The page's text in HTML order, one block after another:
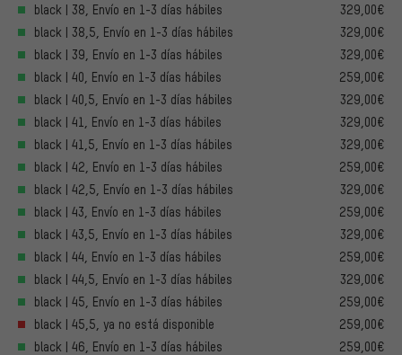
black | 38, Envío en 1-3 días hábiles
329,00€
black | 38,5, Envío en 1-3 días hábiles
329,00€
black | 39, Envío en 1-3 días hábiles
329,00€
black | 40, Envío en 1-3 días hábiles
259,00€
black | 40,5, Envío en 1-3 días hábiles
329,00€
black | 41, Envío en 1-3 días hábiles
329,00€
black | 41,5, Envío en 1-3 días hábiles
329,00€
black | 42, Envío en 1-3 días hábiles
259,00€
black | 42,5, Envío en 1-3 días hábiles
329,00€
black | 43, Envío en 1-3 días hábiles
259,00€
black | 43,5, Envío en 1-3 días hábiles
329,00€
black | 44, Envío en 1-3 días hábiles
259,00€
black | 44,5, Envío en 1-3 días hábiles
329,00€
black | 45, Envío en 1-3 días hábiles
259,00€
black | 45,5, ya no está disponible
259,00€
black | 46, Envío en 1-3 días hábiles
259,00€